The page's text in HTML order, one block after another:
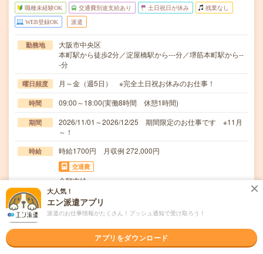
職種未経験OK 交通費別途支給あり 土日祝日が休み 残業なし
WEB登録OK 派遣
勤務地
大阪市中央区
本町駅から徒歩2分／淀屋橋駅から---分／堺筋本町駅から--
-分
曜日頻度 月～金（週5日） ※完全土日祝お休みのお仕事！
時間 09:00～18:00(実働8時間 休憩1時間)
期間
2026/11/01～2026/12/25 期間限定のお仕事です ※11月
～！
時給 時給1700円 月収例 272,000円
交通費
全額支給
仕事内容
＊年末調整＊扶養控除＊住宅ローン控除＊社員への修正指
示＊社員へのやりとり＊問い合わせ対応【OAスキル…
応募資格
職種未経験OK / ブランクOK / 英語力不要
＊未経験の方歓迎＊未経験の方でも安心スタート！・登録
時、キャリアを一緒に考える面談（電話面談の場合）…
大人気！
エン派遣アプリ
派遣のお仕事情報がたくさん！プッシュ通知で受け取ろう！
アプリをダウンロード